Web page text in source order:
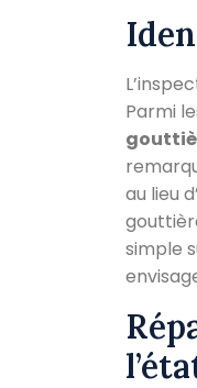
Parmi
au lieu
simple